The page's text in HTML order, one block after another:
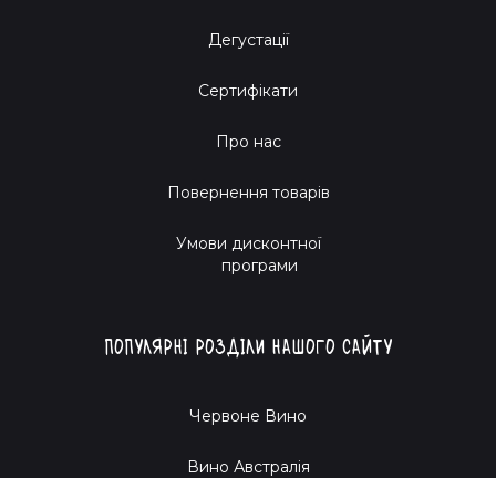
Дегустації
Сертифікати
Про нас
Повернення товарів
Умови дисконтної
програми
Популярні розділи нашого сайту
Червоне Вино
Вино Австралія